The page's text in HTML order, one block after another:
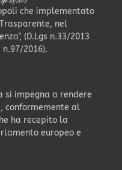
che implementato
nel
(D.Lgs n.33/2013
2016).
si impegna a rendere
conformemente al
ha recepito la
europeo e